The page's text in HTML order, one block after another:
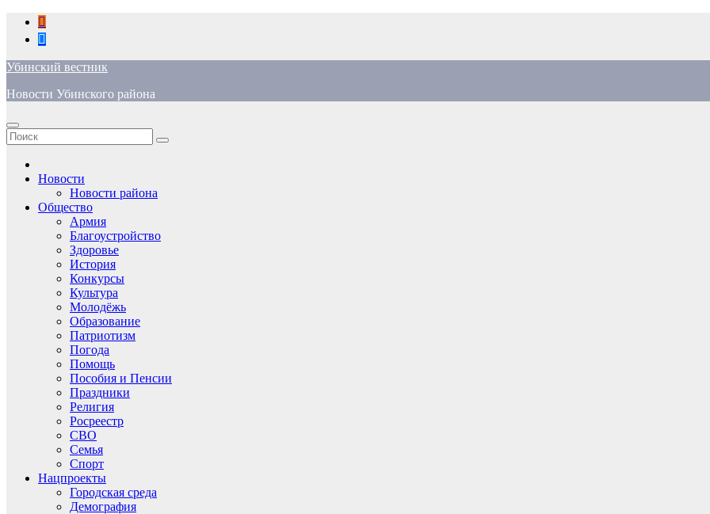
Перейти
содержимому
Убинский вестник
Новости Убинского района
Новости
Новости района
Общество
Армия
Благоустройство
Здоровье
История
Конкурсы
Культура
Молодёжь
Образование
Патриотизм
Погода
Помощь
Пособия и Пенсии
Праздники
Религия
Росреестр
СВО
Семья
Спорт
Нацпроекты
Городская среда
Демография